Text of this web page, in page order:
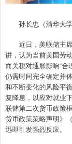
孙长忠（清华大学
近日，美联储主席
讲，认为当前美国劳
而关税对通胀影响“合
仍需时间完全确定并
和不断变化的风险平
复降息，以应对就业
联储第二次货币政策
货币政策策略声明》
迅即引发强烈反应。